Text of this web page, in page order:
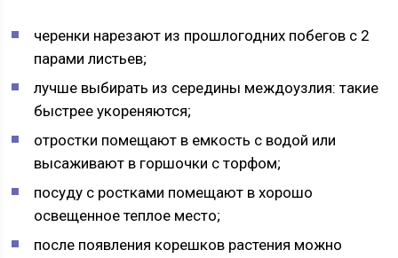
черенки нарезают из прошлогодних побегов с 2
парами листьев;
лучше выбирать из середины междоузлия: такие
быстрее укореняются;
отростки помещают в емкость с водой или
высаживают в горшочки с торфом;
посуду с ростками помещают в хорошо
освещенное теплое место;
после появления корешков растения можно